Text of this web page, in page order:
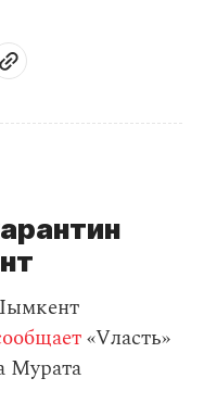
«Vласть»
Мурата